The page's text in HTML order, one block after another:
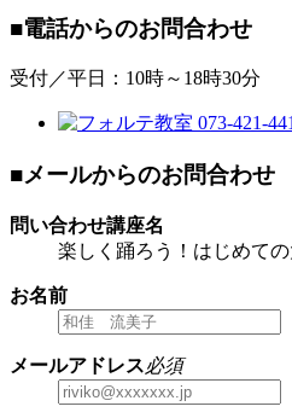
■電話からのお問合わせ
受付／平日：10時～18時30分
■メールからのお問合わせ
問い合わせ講座名
楽しく踊ろう！はじめて
お名前
メールアドレス必須